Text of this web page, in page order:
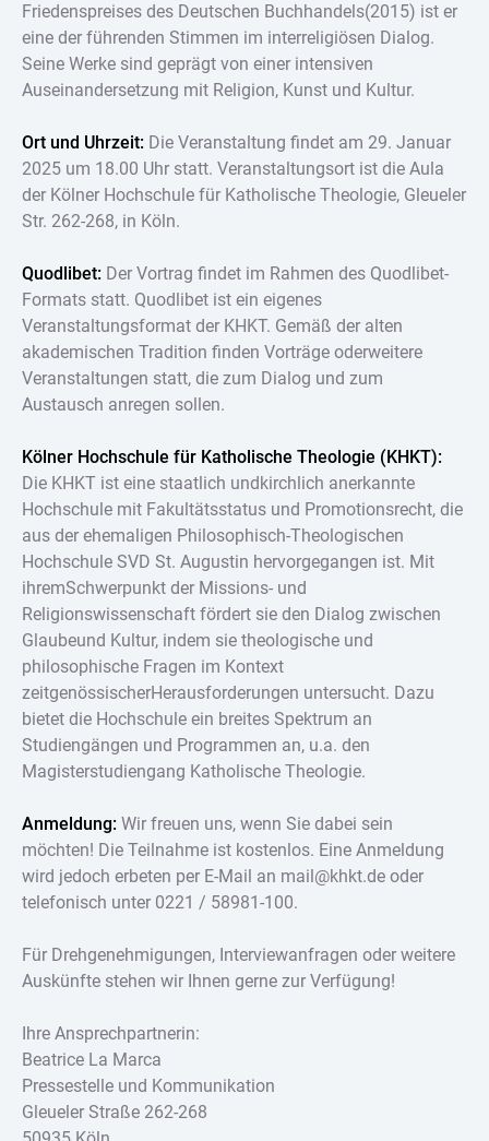
Friedenspreises des Deutschen Buchhandels(2015) ist er
eine der führenden Stimmen im interreligiösen Dialog.
Seine Werke sind geprägt von einer intensiven
Auseinandersetzung mit Religion, Kunst und Kultur.
Ort und Uhrzeit: Die Veranstaltung findet am 29. Januar
2025 um 18.00 Uhr statt. Veranstaltungsort ist die Aula
der Kölner Hochschule für Katholische Theologie, Gleueler
Str. 262-268, in Köln.
Quodlibet: Der Vortrag findet im Rahmen des Quodlibet-
Formats statt. Quodlibet ist ein eigenes
Veranstaltungsformat der KHKT. Gemäß der alten
akademischen Tradition finden Vorträge oderweitere
Veranstaltungen statt, die zum Dialog und zum
Austausch anregen sollen.
Kölner Hochschule für Katholische Theologie (KHKT):
Die KHKT ist eine staatlich undkirchlich anerkannte
Hochschule mit Fakultätsstatus und Promotionsrecht, die
aus der ehemaligen Philosophisch-Theologischen
Hochschule SVD St. Augustin hervorgegangen ist. Mit
ihremSchwerpunkt der Missions- und
Religionswissenschaft fördert sie den Dialog zwischen
Glaubeund Kultur, indem sie theologische und
philosophische Fragen im Kontext
zeitgenössischerHerausforderungen untersucht. Dazu
bietet die Hochschule ein breites Spektrum an
Studiengängen und Programmen an, u.a. den
Magisterstudiengang Katholische Theologie.
Anmeldung: Wir freuen uns, wenn Sie dabei sein
möchten! Die Teilnahme ist kostenlos. Eine Anmeldung
wird jedoch erbeten per E-Mail an mail@khkt.de oder
telefonisch unter 0221 / 58981-100.
Für Drehgenehmigungen, Interviewanfragen oder weitere
Auskünfte stehen wir Ihnen gerne zur Verfügung!
Ihre Ansprechpartnerin:
Beatrice La Marca
Pressestelle und Kommunikation
Gleueler Straße 262-268